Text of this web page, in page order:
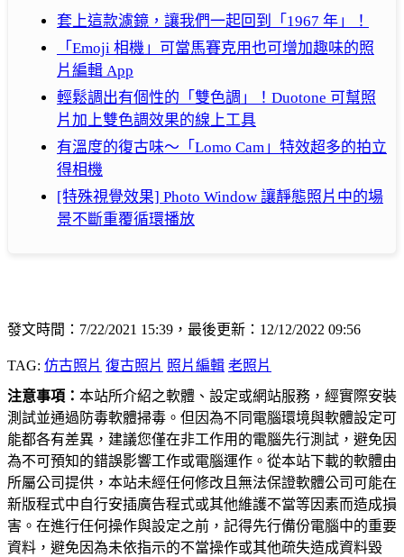
套上這款濾鏡，讓我們一起回到「1967 年」！
「Emoji 相機」可當馬賽克用也可增加趣味的照
片編輯 App
輕鬆調出有個性的「雙色調」！Duotone 可幫照
片加上雙色調效果的線上工具
有溫度的復古味～「Lomo Cam」特效超多的拍立
得相機
[特殊視覺效果] Photo Window 讓靜態照片中的場
景不斷重覆循環播放
發文時間：7/22/2021 15:39，最後更新：12/12/2022 09:56
TAG: 仿古照片 復古照片 照片編輯 老照片
注意事項： 本站所介紹之軟體、設定或網站服務，經實際安裝
測試並通過防毒軟體掃毒。但因為不同電腦環境與軟體設定可
能都各有差異，建議您僅在非工作用的電腦先行測試，避免因
為不可預知的錯誤影響工作或電腦運作。從本站下載的軟體由
所屬公司提供，本站未經任何修改且無法保證軟體公司可能在
新版程式中自行安插廣告程式或其他維護不當等因素而造成損
害。在進行任何操作與設定之前，記得先行備份電腦中的重要
資料，避免因為未依指示的不當操作或其他疏失造成資料毀